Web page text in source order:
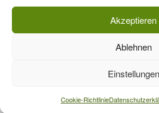
Akzeptieren
Ablehnen
Einstellungen
Cookie-Richtlinie
Affiliate, Partner Rabatt-Codes und
Sortiment, davon ausgeschlossen sind
Codes gelten für das gesamte Sortiment.